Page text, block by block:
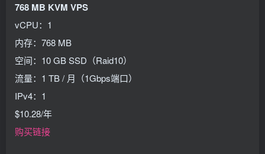
768 MB KVM VPS
vCPU：1
内存：768 MB
空间：10 GB SSD（Raid10）
流量：1 TB / 月（1Gbps端口）
IPv4：1
$10.28/年
购买链接